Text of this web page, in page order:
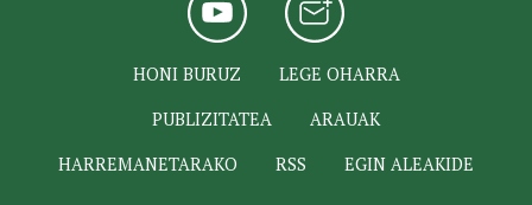
HONI BURUZ
LEGE OHARRA
PUBLIZITATEA
ARAUAK
HARREMANETARAKO
RSS EGIN ALEAKIDE